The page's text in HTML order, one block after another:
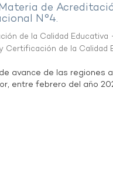
de
N°4.
de la Calidad Educativa
Certificación de la Calidad
avance de las regiones
entre febrero del año